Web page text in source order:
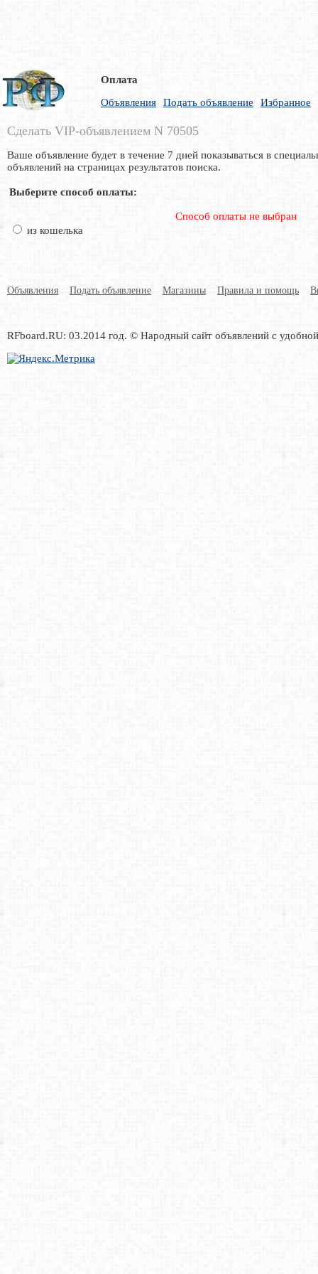
Оплата
Объявления
Подать объявление Избранное
Сделать VIP-объявлением N 70505
Ваше объявление будет в течение 7 дней показываться в
объявлений на страницах результатов поиска.
Выберите способ оплаты:
из кошелька
Способ оплаты не выбран
Объявления Подать объявление Магазины Правила и помощь
RFboard.RU: 03.2014 год. © Народный сайт объявлений с